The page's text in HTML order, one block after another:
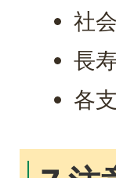
社
長
各